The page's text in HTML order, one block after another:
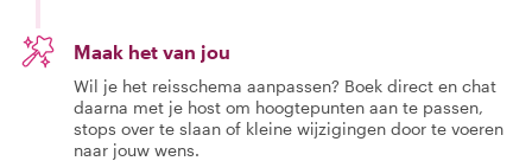
Maak het van jou
Wil je het reisschema aanpassen? Boek direct en chat
daarna met je host om hoogtepunten aan te passen,
stops over te slaan of kleine wijzigingen door te voeren
naar jouw wens.